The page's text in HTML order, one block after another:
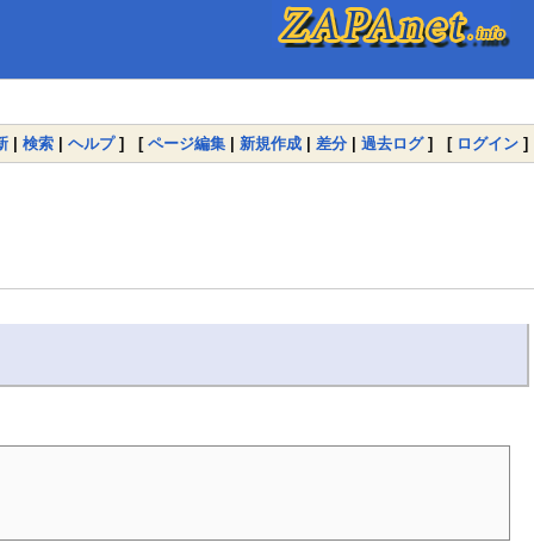
| 検索 | ヘルプ] [ ページ編集 | 新規作成 | 差分 | 過去ログ] [ ログイン ]